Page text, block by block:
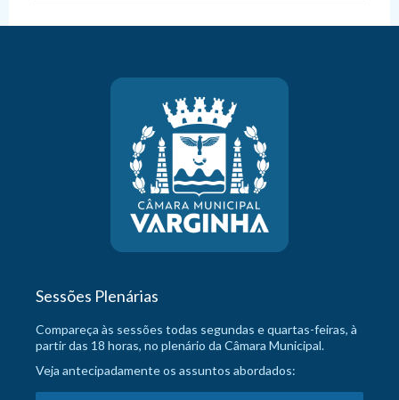
Sessões Plenárias
Compareça às sessões todas segundas e quartas-feiras, à
partir das 18 horas, no plenário da Câmara Municipal.
Veja antecipadamente os assuntos abordados: